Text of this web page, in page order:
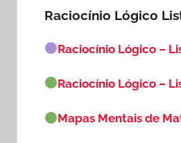
Raciocínio Lógico
Raciocínio Lógico –
Raciocínio Lógico –
Mapas Mentais de